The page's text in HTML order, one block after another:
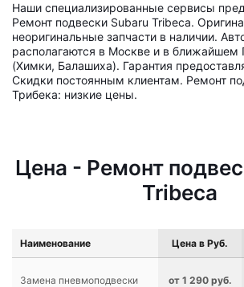
Наши специализированные сервисы
Ремонт подвески Subaru Tribeca.
неоригинальные запчасти в наличии.
располагаются в Москве и в ближайшем
(Химки, Балашиха). Гарантия
Скидки постоянным клиентам. Ремонт
Трибека: низкие цены.
Цена - Ремонт
Tribeca
Наименование Цена в Руб.
Замена пневмоподвески от 1 290 руб.